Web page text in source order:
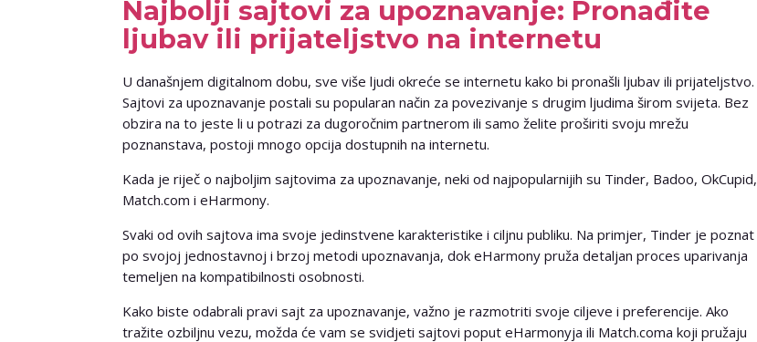
Najbolji sajtovi za upoznavanje: Pronađite
ljubav ili prijateljstvo na internetu
U današnjem digitalnom dobu, sve više ljudi okreće se internetu kako bi pronašli ljubav ili prijateljstvo.
Sajtovi za upoznavanje postali su popularan način za povezivanje s drugim ljudima širom svijeta. Bez
obzira na to jeste li u potrazi za dugoročnim partnerom ili samo želite proširiti svoju mrežu
poznanstava, postoji mnogo opcija dostupnih na internetu.
Kada je riječ o najboljim sajtovima za upoznavanje, neki od najpopularnijih su Tinder, Badoo, OkCupid,
Match.com i eHarmony.
Svaki od ovih sajtova ima svoje jedinstvene karakteristike i ciljnu publiku. Na primjer, Tinder je poznat
po svojoj jednostavnoj i brzoj metodi upoznavanja, dok eHarmony pruža detaljan proces uparivanja
temeljen na kompatibilnosti osobnosti.
Kako biste odabrali pravi sajt za upoznavanje, važno je razmotriti svoje ciljeve i preferencije. Ako
tražite ozbiljnu vezu, možda će vam se svidjeti sajtovi poput eHarmonyja ili Match.coma koji pružaju